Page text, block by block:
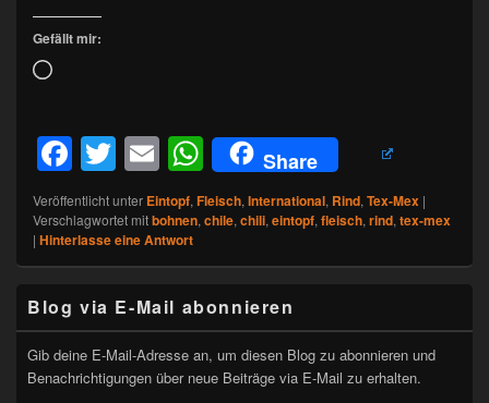
Gefällt mir:
Wird
F
a
c
e
b
o
o
T
wi
tt
er
E
m
ail
W
h
at
s
A
p
p
Share
Veröffentlicht unter Eintopf, Fleisch, International, Rind, Tex-Mex |
Verschlagwortet mitbohnen, chile, chili, eintopf, fleisch, rind, tex-mex
| Hinterlasse eine Antwort
Seitenleisten-
Widgetbereich
Blog via E-Mail abonnieren
Gib deine E-Mail-Adresse an, um diesen Blog zu abonnieren und
Benachrichtigungen über neue Beiträge via E-Mail zu erhalten.